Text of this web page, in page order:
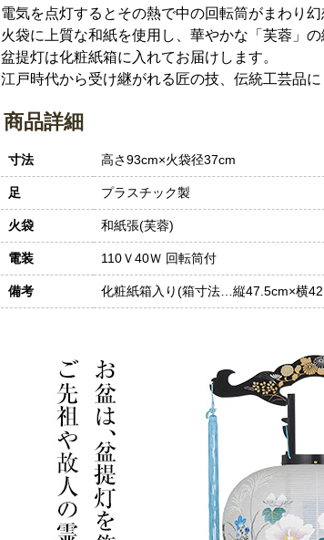
電気を点灯するとその熱で中の回転筒がまわり
火袋に上質な和紙を使用し、華やかな「芙蓉」の
盆提灯は化粧紙箱に入れてお届けします。
江戸時代から受け継がれる匠の技、伝統工芸品
商品詳細
寸法 高さ93cm×火袋径37cm
足 プラスチック製
火袋 和紙張(芙蓉)
電装 110Ｖ40Ｗ 回転筒付
備考 化粧紙箱入り(箱寸法…縦47.5cm×横